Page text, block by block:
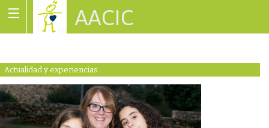
AACIC
Actualidad y experiencias